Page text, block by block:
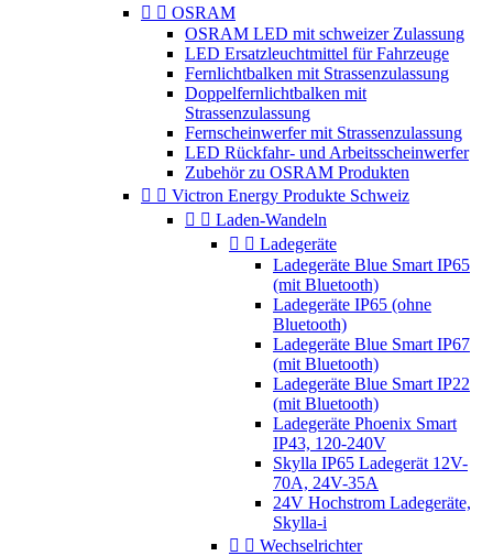
  OSRAM
OSRAM LED mit schweizer Zulassung
LED Ersatzleuchtmittel für Fahrzeuge
Fernlichtbalken mit Strassenzulassung
Doppelfernlichtbalken mit
Strassenzulassung
Fernscheinwerfer mit Strassenzulassung
LED Rückfahr- und Arbeitsscheinwerfer
Zubehör zu OSRAM Produkten
  Victron Energy Produkte Schweiz
  Laden-Wandeln
  Ladegeräte
Ladegeräte Blue Smart IP65
(mit Bluetooth)
Ladegeräte IP65 (ohne
Bluetooth)
Ladegeräte Blue Smart IP67
(mit Bluetooth)
Ladegeräte Blue Smart IP22
(mit Bluetooth)
Ladegeräte Phoenix Smart
IP43, 120-240V
Skylla IP65 Ladegerät 12V-
70A, 24V-35A
24V Hochstrom Ladegeräte,
Skylla-i
  Wechselrichter